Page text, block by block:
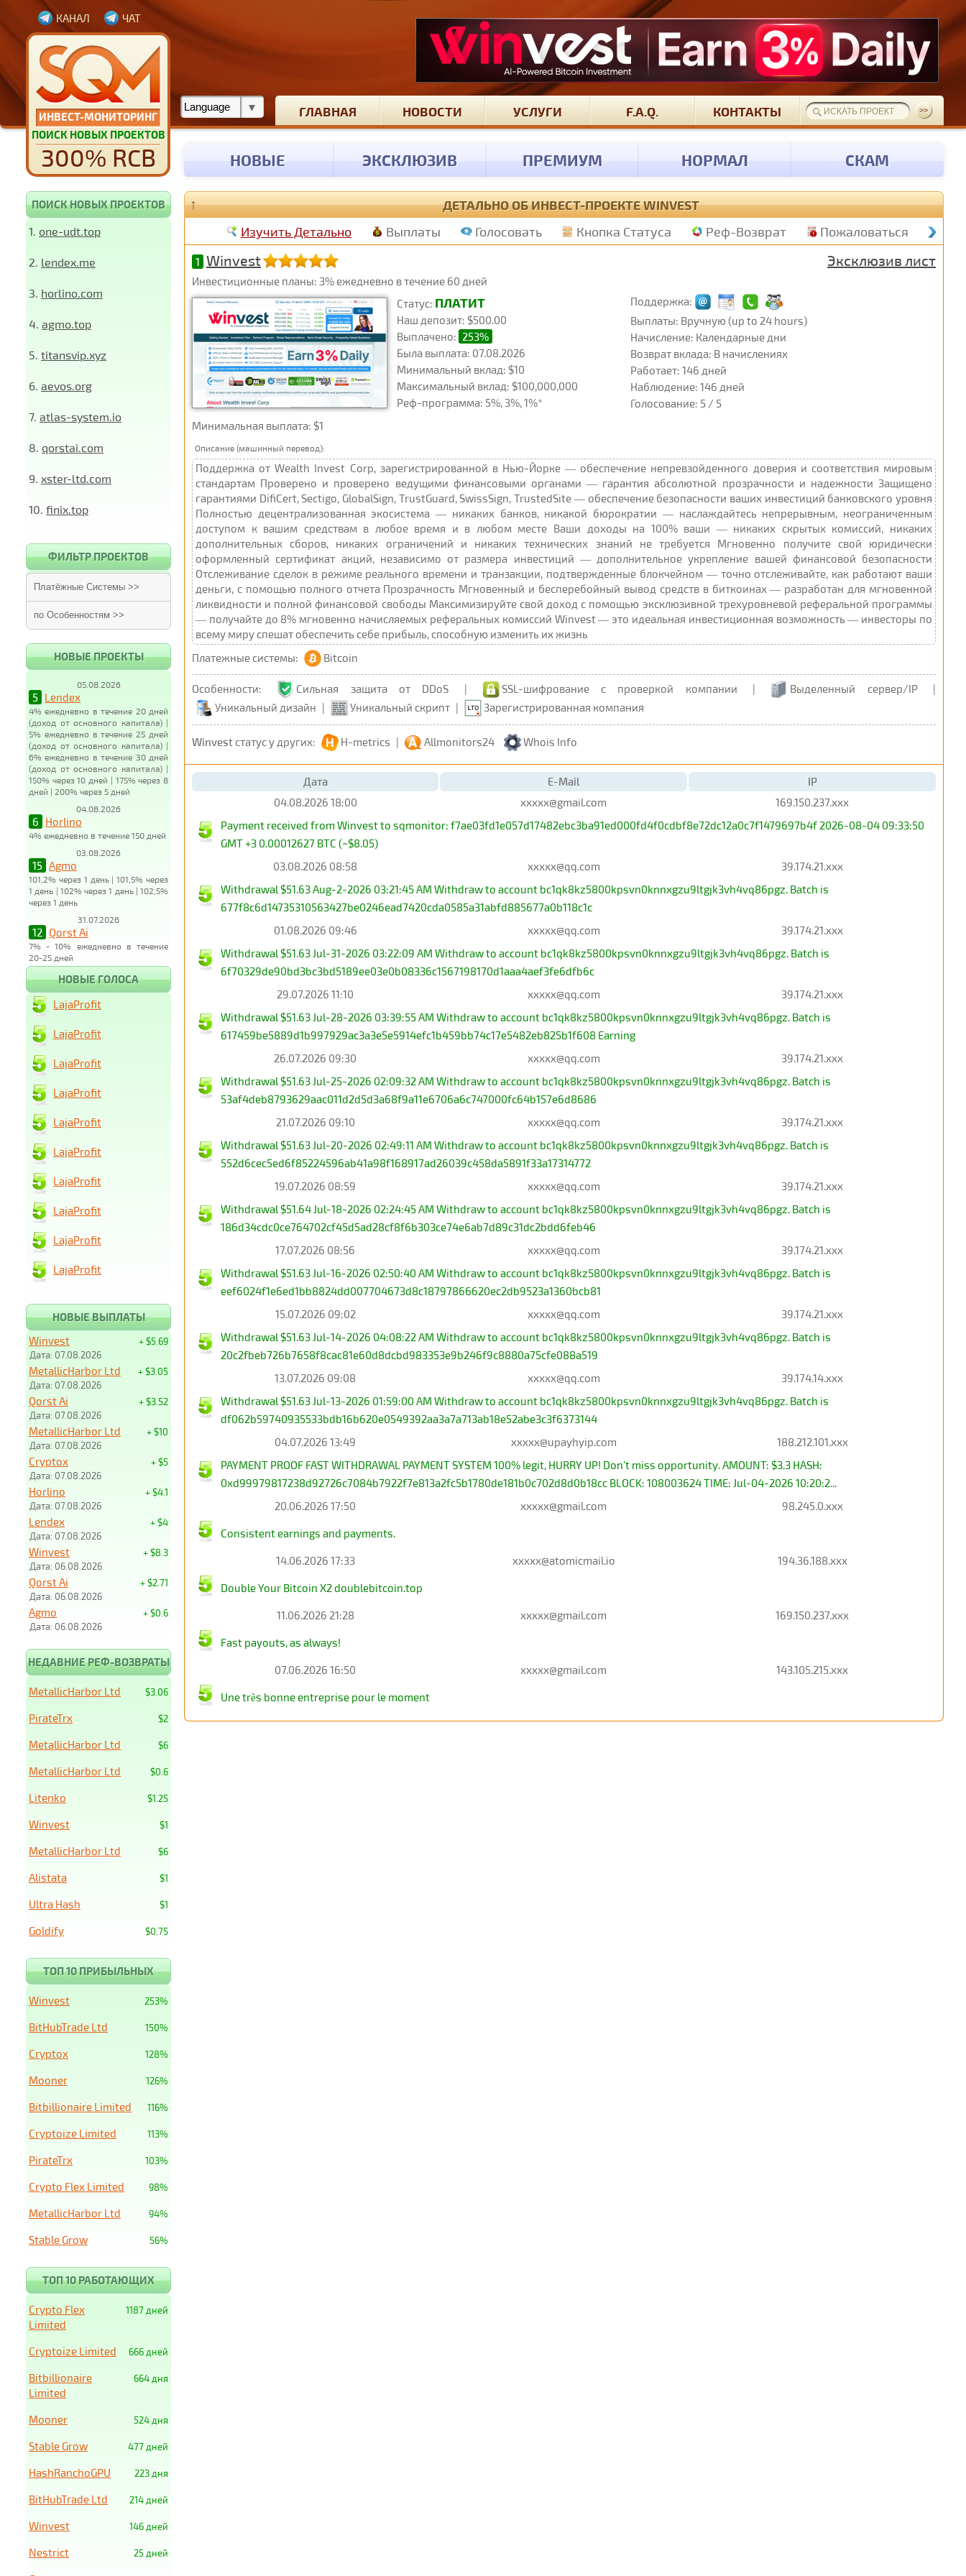
ИНВЕСТ-МОНИТОРИНГ
ПОИСК НОВЫХ ПРОЕКТОВ
300% RCB
КАНАЛ ЧАТ
ГЛАВНАЯ НОВОСТИ УСЛУГИ F.A.Q. КОНТАКТЫ
НОВЫЕ ЭКСКЛЮЗИВ ПРЕМИУМ НОРМАЛ СКАМ
ПОИСК НОВЫХ ПРОЕКТОВ
1. one-udt.top
2. lendex.me
3. horlino.com
4. agmo.top
5. titansvip.xyz
6. aevos.org
7. atlas-system.io
8. qorstai.com
9. xster-ltd.com
10. finix.top
ФИЛЬТР ПРОЕКТОВ
Платёжные Системы >>
по Особенностям >>
НОВЫЕ ПРОЕКТЫ
05.08.2026
5 Lendex
4% ежедневно в течение 20 дней
(доход от основного капитала) |
5% ежедневно в течение 25 дней
(доход от основного капитала) |
6% ежедневно в течение 30 дней
(доход от основного капитала) |
150% через 10 дней | 175% через 8
дней | 200% через 5 дней
04.08.2026
6 Horlino
4% ежедневно в течение 150 дней
03.08.2026
15 Agmo
101,2% через 1 день | 101,5% через
1 день | 102% через 1 день | 102,5%
через 1 день
31.07.2026
12 Qorst Ai
7% - 10% ежедневно в течение
20-25 дней
↑ ДЕТАЛЬНО ОБ ИНВЕСТ-ПРОЕКТЕ WINVEST
Изучить Детально Выплаты Голосовать Кнопка Статуса Реф-Возврат Пожаловаться
1 Winvest Эксклюзив лист
Инвестиционные планы: 3% ежедневно в течение 60 дней
Статус: ПЛАТИТ
Наш депозит: $500.00
Выплачено: 253%
Была выплата: 07.08.2026
Минимальный вклад: $10
Максимальный вклад: $100,000,000
Реф-программа: 5%, 3%, 1%*
Поддержка:
Выплаты: Вручную (up to 24 hours)
Начисление: Календарные дни
Возврат вклада: В начислениях
Работает: 146 дней
Наблюдение: 146 дней
Голосование: 5 / 5
Минимальная выплата: $1
Описание (машинный перевод):
Поддержка от Wealth Invest Corp, зарегистрированной в Нью-Йорке — обеспечение непревзойденного доверия и соответствия мировым
стандартам Проверено и проверено ведущими финансовыми органами — гарантия абсолютной прозрачности и надежности Защищено
гарантиями DifiCert, Sectigo, GlobalSign, TrustGuard, SwissSign, TrustedSite — обеспечение безопасности ваших инвестиций банковского уровня
Полностью децентрализованная экосистема — никаких банков, никакой бюрократии — наслаждайтесь непрерывным, неограниченным
доступом к вашим средствам в любое время и в любом месте Ваши доходы на 100% ваши — никаких скрытых комиссий, никаких
дополнительных сборов, никаких ограничений и никаких технических знаний не требуется Мгновенно получите свой юридически
оформленный сертификат акций, независимо от размера инвестиций — дополнительное укрепление вашей финансовой безопасности
Отслеживание сделок в режиме реального времени и транзакции, подтвержденные блокчейном — точно отслеживайте, как работают ваши
деньги, с помощью полного отчета Прозрачность Мгновенный и бесперебойный вывод средств в биткоинах — разработан для мгновенной
ликвидности и полной финансовой свободы Максимизируйте свой доход с помощью эксклюзивной трехуровневой реферальной программы
— получайте до 8% мгновенно начисляемых реферальных комиссий Winvest — это идеальная инвестиционная возможность — инвесторы по
всему миру спешат обеспечить себе прибыль, способную изменить их жизнь
Платежные системы:
Bitcoin
Особенности: Сильная защита от DDoS | SSL-шифрование с проверкой компании | Выделенный сервер/IP
|
Уникальный дизайн | Уникальный скрипт | Зарегистрированная компания
Winvest статус у других: H-metrics | Allmonitors24 Whois Info
Дата E-Mail
IP
04.08.2026 18:00
xxxxx@gmail.com
169.150.237.xxx
Payment received from Winvest to sqmonitor: f7ae03fd1e057d17482ebc3ba91ed000fd4f0cdbf8e72dc12a0c7f1479697b4f 2026-08-04 09:33:50
GMT +3 0.00012627 BTC (~$8.05)
03.08.2026 08:58
xxxxx@qq.com
39.174.21.xxx
Withdrawal $51.63 Aug-2-2026 03:21:45 AM Withdraw to account bc1qk8kz5800kpsvn0knnxgzu9ltgjk3vh4vq86pgz. Batch is
677f8c6d14735310563427be0246ead7420cda0585a31abfd885677a0b118c1c
01.08.2026 09:46
xxxxx@qq.com
39.174.21.xxx
Withdrawal $51.63 Jul-31-2026 03:22:09 AM Withdraw to account bc1qk8kz5800kpsvn0knnxgzu9ltgjk3vh4vq86pgz. Batch is
6f70329de90bd3bc3bd5189ee03e0b08336c1567198170d1aaa4aef3fe6dfb6c
29.07.2026 11:10
xxxxx@qq.com
39.174.21.xxx
Withdrawal $51.63 Jul-28-2026 03:39:55 AM Withdraw to account bc1qk8kz5800kpsvn0knnxgzu9ltgjk3vh4vq86pgz. Batch is
617459be5889d1b997929ac3a3e5e5914efc1b459bb74c17e5482eb825b1f608 Earning
26.07.2026 09:30
xxxxx@qq.com
39.174.21.xxx
Withdrawal $51.63 Jul-25-2026 02:09:32 AM Withdraw to account bc1qk8kz5800kpsvn0knnxgzu9ltgjk3vh4vq86pgz. Batch is
53af4deb8793629aac011d2d5d3a68f9a11e6706a6c747000fc64b157e6d8686
21.07.2026 09:10
xxxxx@qq.com
39.174.21.xxx
Withdrawal $51.63 Jul-20-2026 02:49:11 AM Withdraw to account bc1qk8kz5800kpsvn0knnxgzu9ltgjk3vh4vq86pgz. Batch is
552d6cec5ed6f85224596ab41a98f168917ad26039c458da5891f33a17314772
19.07.2026 08:59
xxxxx@qq.com
39.174.21.xxx
Withdrawal $51.64 Jul-18-2026 02:24:45 AM Withdraw to account bc1qk8kz5800kpsvn0knnxgzu9ltgjk3vh4vq86pgz. Batch is
186d34cdc0ce764702cf45d5ad28cf8f6b303ce74e6ab7d89c31dc2bdd6feb46
17.07.2026 08:56
xxxxx@qq.com
39.174.21.xxx
Withdrawal $51.63 Jul-16-2026 02:50:40 AM Withdraw to account bc1qk8kz5800kpsvn0knnxgzu9ltgjk3vh4vq86pgz. Batch is
eef6024f1e6ed1bb8824dd007704673d8c18797866620ec2db9523a1360bcb81
15.07.2026 09:02
xxxxx@qq.com
39.174.21.xxx
Withdrawal $51.63 Jul-14-2026 04:08:22 AM Withdraw to account bc1qk8kz5800kpsvn0knnxgzu9ltgjk3vh4vq86pgz. Batch is
20c2fbeb726b7658f8cac81e60d8dcbd983353e9b246f9c8880a75cfe088a519
13.07.2026 09:08
xxxxx@qq.com
39.174.14.xxx
Withdrawal $51.63 Jul-13-2026 01:59:00 AM Withdraw to account bc1qk8kz5800kpsvn0knnxgzu9ltgjk3vh4vq86pgz. Batch is
df062b59740935533bdb16b620e0549392aa3a7a713ab18e52abe3c3f6373144
04.07.2026 13:49
xxxxx@upayhyip.com
188.212.101.xxx
PAYMENT PROOF FAST WITHDRAWAL PAYMENT SYSTEM 100% legit, HURRY UP! Don't miss opportunity. AMOUNT: $3.3 HASH:
0xd99979817238d92726c7084b7922f7e813a2fc5b1780de181b0c702d8d0b18cc BLOCK: 108003624 TIME: Jul-04-2026 10:20:2...
20.06.2026 17:50
xxxxx@gmail.com 98.245.0.xxx
Consistent earnings and payments.
14.06.2026 17:33 xxxxx@atomicmail.io 194.36.188.xxx
Double Your Bitcoin X2 doublebitcoin.top
11.06.2026 21:28 xxxxx@gmail.com 169.150.237.xxx
Fast payouts, as always!
07.06.2026 16:50 xxxxx@gmail.com 143.105.215.xxx
Une très bonne entreprise pour le moment
НОВЫЕ ГОЛОСА
LajaProfit
LajaProfit
LajaProfit
LajaProfit
LajaProfit
LajaProfit
LajaProfit
LajaProfit
LajaProfit
LajaProfit
НОВЫЕ ВЫПЛАТЫ
+ $5.69
Winvest
Дата: 07.08.2026
+ $3.05
MetallicHarbor Ltd
Дата: 07.08.2026
+ $3.52
Qorst Ai
Дата: 07.08.2026
+ $10
MetallicHarbor Ltd
Дата: 07.08.2026
+ $5
Cryptox
Дата: 07.08.2026
+ $4.1
Horlino
Дата: 07.08.2026
+ $4
Lendex
Дата: 07.08.2026
+ $8.3
Winvest
Дата: 06.08.2026
+ $2.71
Qorst Ai
Дата: 06.08.2026
+ $0.6
Agmo
Дата: 06.08.2026
НЕДАВНИЕ РЕФ-ВОЗВРАТЫ
$3.06
MetallicHarbor Ltd
$2
PirateTrx
$6
MetallicHarbor Ltd
$0.6
MetallicHarbor Ltd
$1.25
Litenko
$1
Winvest
$6
MetallicHarbor Ltd
$1
Alistata
$1
Ultra Hash
$0.75
Goldify
ТОП 10 ПРИБЫЛЬНЫХ
253%
Winvest
150%
BitHubTrade Ltd
128%
Cryptox
126%
Mooner
116%
Bitbillionaire Limited
113%
Cryptoize Limited
103%
PirateTrx
98%
Crypto Flex Limited
94%
MetallicHarbor Ltd
56%
Stable Grow
ТОП 10 РАБОТАЮЩИХ
1187 дней
Crypto Flex
Limited
666 дней
Cryptoize Limited
664 дня
Bitbillionaire
Limited
524 дня
Mooner
477 дней
Stable Grow
223 дня
HashRanchoGPU
214 дней
BitHubTrade Ltd
146 дней
Winvest
25 дней
Nestrict